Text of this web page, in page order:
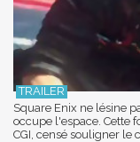
Square Enix ne lésine
occupe l'espace. Cette
CGI, censé souligner le